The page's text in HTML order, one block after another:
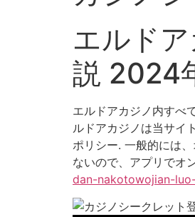
エルド
説 2024
エルドアカジノ内すべ
ルドアカジノは当サイ
ポリシー. 一般的には
ないので、アプリでオ
dan-nakotowojian-